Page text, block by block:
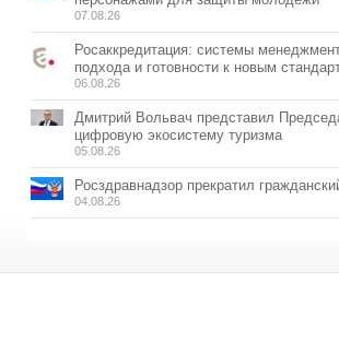
07.08.26
Росаккредитация: системы
подхода и готовности к новым
06.08.26
Дмитрий Вольвач представил
цифровую экосистему туризма
05.08.26
Росздравнадзор прекратил
04.08.26